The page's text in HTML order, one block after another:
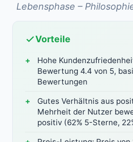
Lebensphase –
Vorteile
Hohe
Bewertung 4.4 von 5,
Bewertungen
Gutes Verhältnis aus
Mehrheit der Nutzer
positiv (62% 5-Sterne,